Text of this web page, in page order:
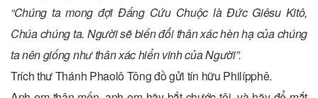
“Chúng ta mong đợi Ðấng Cứu Chuộc là Ðức Giêsu Kitô,
Chúa chúng ta. Người sẽ biến đổi thân xác hèn hạ của chúng
ta nên giống như thân xác hiển vinh của Người”.
Trích thư Thánh Phaolô Tông đồ gửi tín hữu Philípphê.